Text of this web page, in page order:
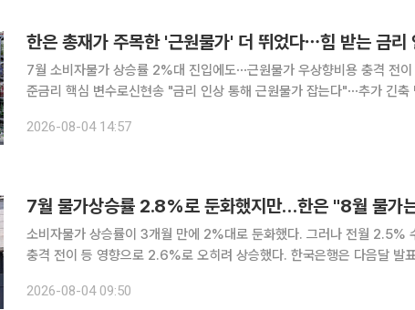
한은 총재가 주목한 '근원물가' 더 뛰었다⋯힘 받는 금리
7월 소비자물가 상승률 2%대 진입에도⋯근원물가 우상향비용 충격 전
준금리 핵심 변수로신현송 "금리 인상 통해 근원물가 잡는다"⋯추가 긴축 명분 7월 소비자물
이 등 영향으로 전월 대비 상승 폭을 키웠다. 신현송 한국은행 총재가
2026-08-04 14:57
7월 물가상승률 2.8%로 둔화했지만…한은 "8월 물가
소비자물가 상승률이 3개월 만에 2%대로 둔화했다. 그러나 전월 2.5%
충격 전이 등 영향으로 2.6%로 오히려 상승했다. 한국은행은 다음달 발
가 상황과 향후 물가 흐름을 점검했다. 이날 회의는 이지호
2026-08-04 09:50